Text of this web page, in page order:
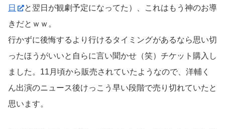
日
と翌日が観劇予定になってた）、これはもう神のお導
きだとｗｗ。
行かずに後悔するより行けるタイミングがあるなら思い切
ったほうがいいと自らに言い聞かせ（笑）チケット購入し
ました。11月頃から販売されていたようなので、洋輔く
ん出演のニュース後けっこう早い段階で売り切れていたと
思います。